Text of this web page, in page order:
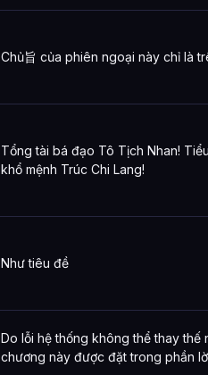
Chủ旨 của phiên ngoại này chỉ là
Tổng tài bá đạo Tô Tịch Nhan!
khổ mệnh Trúc Chi Lang!
Như tiêu đề
Do lỗi hệ thống không thể thay
chương này được đặt trong phần